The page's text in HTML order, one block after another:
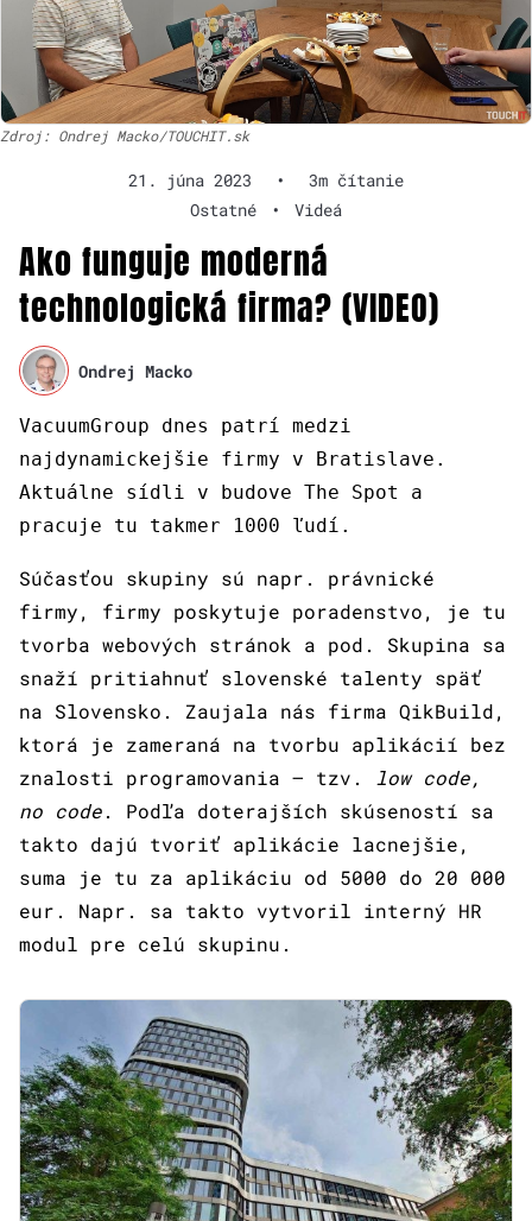
Zdroj: Ondrej Macko/TOUCHIT.sk
21. júna 2023 •
3m čítanie
Ostatné
• Videá
Ako funguje moderná
technologická firma? (VIDEO)
Ondrej Macko
VacuumGroup dnes patrí medzi
najdynamickejšie firmy v Bratislave.
Aktuálne sídli v budove The Spot a
pracuje tu takmer 1000 ľudí.
Súčasťou skupiny sú napr. právnické
firmy, firmy poskytuje poradenstvo, je tu
tvorba webových stránok a pod. Skupina sa
snaží pritiahnuť slovenské talenty späť
na Slovensko. Zaujala nás firma QikBuild,
ktorá je zameraná na tvorbu aplikácií bez
znalosti programovania – tzv. low code,
no code. Podľa doterajších skúseností sa
takto dajú tvoriť aplikácie lacnejšie,
suma je tu za aplikáciu od 5000 do 20 000
eur. Napr. sa takto vytvoril interný HR
modul pre celú skupinu.